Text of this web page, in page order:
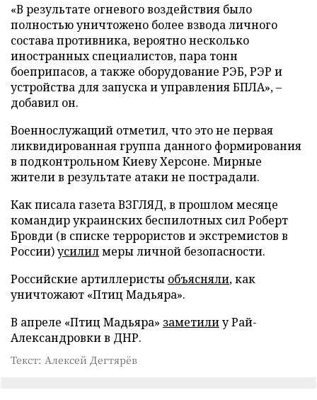
«В результате огневого воздействия было
полностью уничтожено более взвода личного
состава противника, вероятно несколько
иностранных специалистов, пара тонн
боеприпасов, а также оборудование РЭБ, РЭР и
устройства для запуска и управления БПЛА», –
добавил он.
Военнослужащий отметил, что это не первая
ликвидированная группа данного формирования
в подконтрольном Киеву Херсоне. Мирные
жители в результате атаки не пострадали.
Как писала газета ВЗГЛЯД, в прошлом месяце
командир украинских беспилотных сил Роберт
Бровди (в списке террористов и экстремистов в
России)усилилмеры личной безопасности.
Российские артиллеристы объясняли, как
уничтожают «Птиц Мадьяра».
В апреле «Птиц Мадьяра» заметилиу Рай-
Александровки в ДНР.
Текст: Алексей Дегтярёв